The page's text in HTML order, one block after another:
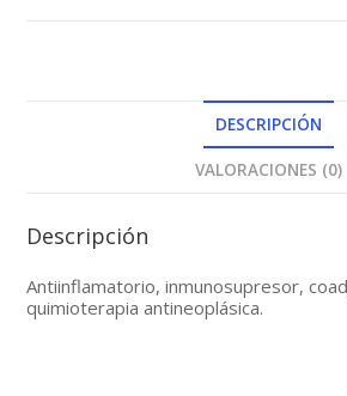
DESCRIPCIÓN
VALORACIONES (0)
Descripción
Antiinflamatorio, inmunosupresor,
quimioterapia antineoplásica.